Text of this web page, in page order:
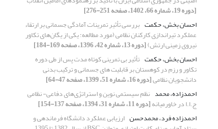
[دوره 19، شماره 66، 1402، صفحه 251-276]
احسان بخش، حکمت بررسی تأثیر تمرینات آمادگی جسمانی بر ارتقاء
عملکرد تیراندازی کارکنان نظامی (مورد مطالعه: یکی از یگان‌های تکاور
نیروی زمینی ارتش)[دوره 13، شماره 42، 1396، صفحه 169-184]
احسان بخش، حکمت تأثیر بی تمرینی کوتاه مدت پس از طی دوره
تکاور و رزم در کوهستان بر قابلیت های جسمانی و ترکیب بدنی
دانشجویان نظامی[دوره 16، شماره 51، 1399، صفحه 47-64]
احمدزاده، محمد نظم سیستمی نوین و استراتژی‌های دفاعی- نظامی
ج.ا.ا در خاورمیانه[دوره 11، شماره 31، 1394، صفحه 137-154]
احمدزاده فرد، محمدحسن ارزیابی عملکرد دانشگاه فرماندهی و